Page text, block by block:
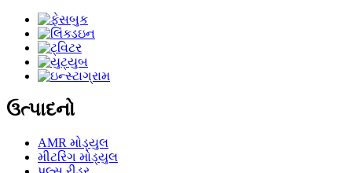
ઉત્પાદનો
AMR મોડ્યુલ
મીટરિંગ મોડ્યુલ